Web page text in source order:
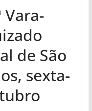
Vara-
de São
sexta-